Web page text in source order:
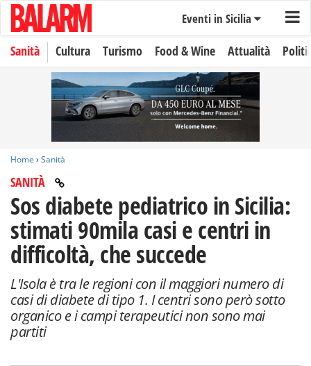
Eventi in Sicilia
Sanità Cultura Turismo Food & Wine Attualità
Home › Sanità
SANITÀ
Sos diabete pediatrico in Sicilia:
stimati 90mila casi e centri in
difficoltà, che succede
L'Isola è tra le regioni con il maggiori numero di
casi di diabete di tipo 1. I centri sono però sotto
organico e i campi terapeutici non sono mai
partiti